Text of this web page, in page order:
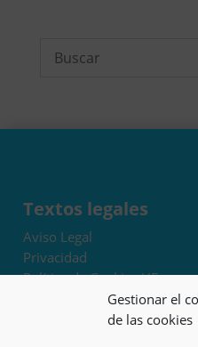
Gestionar el
de las cookies
Textos legales
Aviso Legal
Privacidad
Política de Cookies UE
Términos y condiciones
Exoneración de